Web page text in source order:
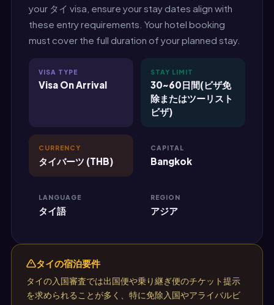
your タイ visa, ensure your stay dates align with
these entry requirements. Your hotel booking
must cover the full duration of your planned stay.
VISA TYPE
Visa On Arrival
STAY LIMIT
30~60日間(ビザ免
除またはツーリスト
ビザ)
CURRENCY
タイバーツ (THB)
CAPITAL
Bangkok
LANGUAGE
タイ語
REGION
アジア
タイの宿泊要件
タイの入国審査では出国便や乗り継ぎ便のチケット提示
を求められることが多く、特に免除入国やアライバルビ